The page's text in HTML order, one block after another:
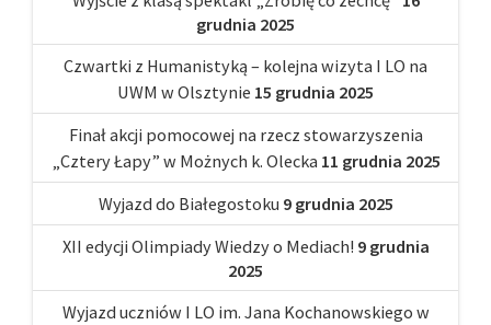
grudnia 2025
Czwartki z Humanistyką – kolejna wizyta I LO na
UWM w Olsztynie 15 grudnia 2025
Finał akcji pomocowej na rzecz stowarzyszenia
„Cztery Łapy” w Możnych k. Olecka 11 grudnia 2025
Wyjazd do Białegostoku 9 grudnia 2025
XII edycji Olimpiady Wiedzy o Mediach! 9 grudnia
2025
Wyjazd uczniów I LO im. Jana Kochanowskiego w